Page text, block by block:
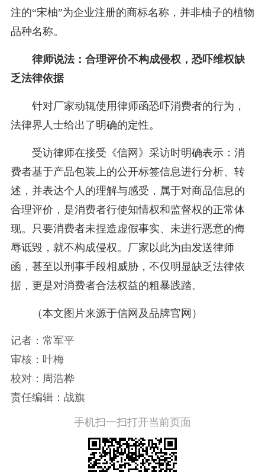
注的“宋柚”为企业注册的商标名称，并非柚子的植物
品种名称。
律师说法：合理评价不构成侵权，恐吓维权缺
乏法律依据
针对厂家动辄使用律师函恐吓消费者的行为，
法律界人士给出了明确的定性。
受访律师在接受《信网》采访时明确表示：消
费者基于产品包装上的公开标签信息进行分析、转
述，并表达个人的理解与感受，属于对商品信息的
合理评价，是消费者行使知情权和监督权的正常体
现。只要消费者未捏造虚假事实、未进行恶意的侮
辱诋毁，就不构成侵权。厂家以此为由发送律师
函，甚至以刑事手段相威胁，不仅明显缺乏法律依
据，更是对消费者合法权益的粗暴践踏。
（本文图片来源于信网及品牌官网）
记者：常军平
审核：叶梅
校对：周浩桦
责任编辑：战旗
手机扫一扫打开当前页面